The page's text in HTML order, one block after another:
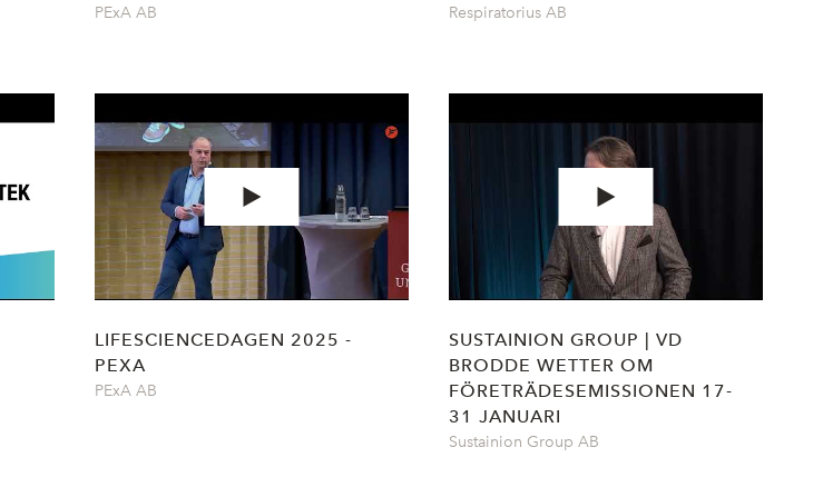
PExA AB Respiratorius AB
LIFESCIENCEDAGEN 2025 -
PEXA
PExA AB
SUSTAINION GROUP | VD
BRODDE WETTER OM
FÖRETRÄDESEMISSIONEN 17-
31 JANUARI
Sustainion Group AB